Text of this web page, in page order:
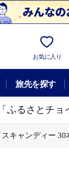
お気に入り
旅先を探す
「ふるさとチ
キャンディー